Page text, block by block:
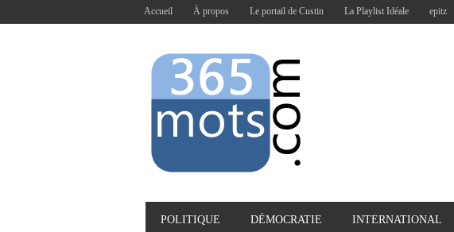
Accueil À propos Le portail de Custin La Playlist Idéale epitz
POLITIQUE DÉMOCRATIE INTERNATIONAL